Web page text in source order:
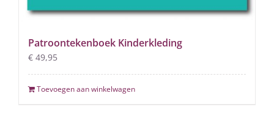
Patroontekenboek Kinderkleding
€ 49,95
Toevoegen aan winkelwagen